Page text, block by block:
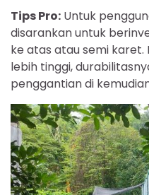
Tips Pro: Untuk
disarankan untuk
ke atas atau semi
lebih tinggi,
penggantian di